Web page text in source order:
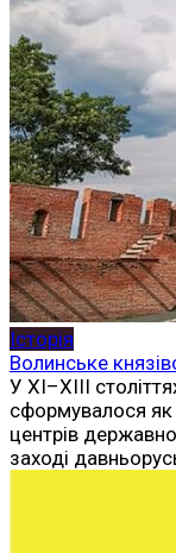
Історія
Волинське
У XI–XIII
сформувалося як
центрів
заході